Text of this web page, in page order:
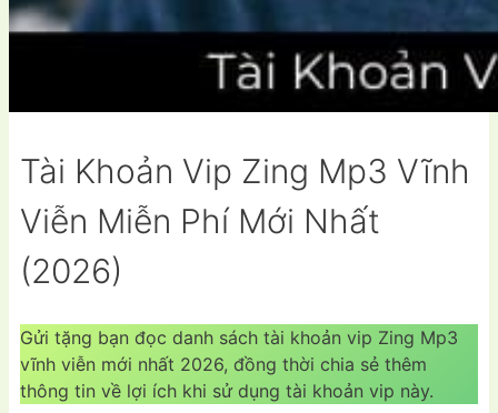
Tài Khoản Vip Zing Mp3 Vĩnh
Viễn Miễn Phí Mới Nhất
(2026)
Gửi tặng bạn đọc danh sách tài khoản vip Zing Mp3
vĩnh viễn mới nhất 2026, đồng thời chia sẻ thêm
thông tin về lợi ích khi sử dụng tài khoản vip này.